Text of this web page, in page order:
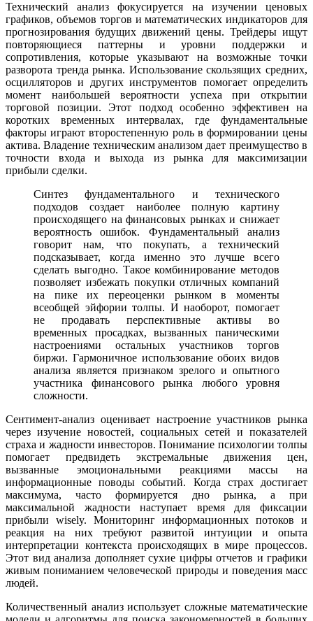
Технический анализ фокусируется на изучении ценовых
графиков, объемов торгов и математических индикаторов для
прогнозирования будущих движений цены. Трейдеры ищут
повторяющиеся паттерны и уровни поддержки и
сопротивления, которые указывают на возможные точки
разворота тренда рынка. Использование скользящих средних,
осцилляторов и других инструментов помогает определить
момент наибольшей вероятности успеха при открытии
торговой позиции. Этот подход особенно эффективен на
коротких временных интервалах, где фундаментальные
факторы играют второстепенную роль в формировании цены
актива. Владение техническим анализом дает преимущество в
точности входа и выхода из рынка для максимизации
прибыли сделки.
Синтез фундаментального и технического
подходов создает наиболее полную картину
происходящего на финансовых рынках и снижает
вероятность ошибок. Фундаментальный анализ
говорит нам, что покупать, а технический
подсказывает, когда именно это лучше всего
сделать выгодно. Такое комбинирование методов
позволяет избежать покупки отличных компаний
на пике их переоценки рынком в моменты
всеобщей эйфории толпы. И наоборот, помогает
не продавать перспективные активы во
временных просадках, вызванных паническими
настроениями остальных участников торгов
биржи. Гармоничное использование обоих видов
анализа является признаком зрелого и опытного
участника финансового рынка любого уровня
сложности.
Сентимент-анализ оценивает настроение участников рынка
через изучение новостей, социальных сетей и показателей
страха и жадности инвесторов. Понимание психологии толпы
помогает предвидеть экстремальные движения цен,
вызванные эмоциональными реакциями массы на
информационные поводы событий. Когда страх достигает
максимума, часто формируется дно рынка, а при
максимальной жадности наступает время для фиксации
прибыли wisely. Мониторинг информационных потоков и
реакция на них требуют развитой интуиции и опыта
интерпретации контекста происходящих в мире процессов.
Этот вид анализа дополняет сухие цифры отчетов и графики
живым пониманием человеческой природы и поведения масс
людей.
Количественный анализ использует сложные математические